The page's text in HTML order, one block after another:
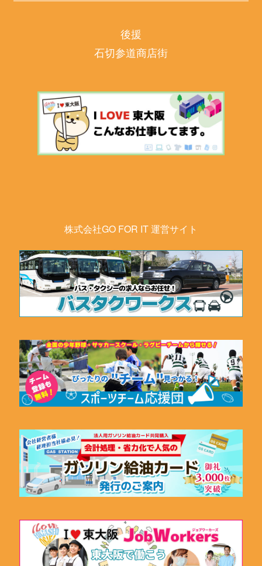
後援
石切参道商店街
株式会社GO FOR IT 運営サイト